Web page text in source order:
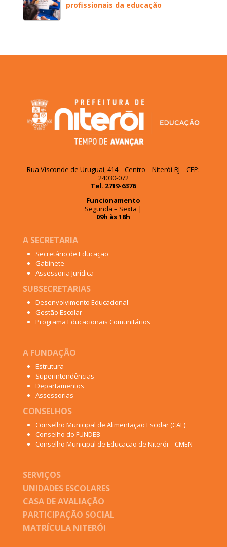
profissionais da educação
Rua Visconde de Uruguai, 414 – Centro – Niterói-RJ – CEP:
24030-072
Tel. 2719-6376
Funcionamento
Segunda – Sexta |
09h às 18h
A SECRETARIA
Secretário de Educação
Gabinete
Assessoria Jurídica
SUBSECRETARIAS
Desenvolvimento Educacional
Gestão Escolar
Programa Educacionais Comunitários
A FUNDAÇÃO
Estrutura
Superintendências
Departamentos
Assessorias
CONSELHOS
Conselho Municipal de Alimentação Escolar (CAE)
Conselho do FUNDEB
Conselho Municipal de Educação de Niterói – CMEN
SERVIÇOS
UNIDADES ESCOLARES
CASA DE AVALIAÇÃO
PARTICIPAÇÃO SOCIAL
MATRÍCULA NITERÓI